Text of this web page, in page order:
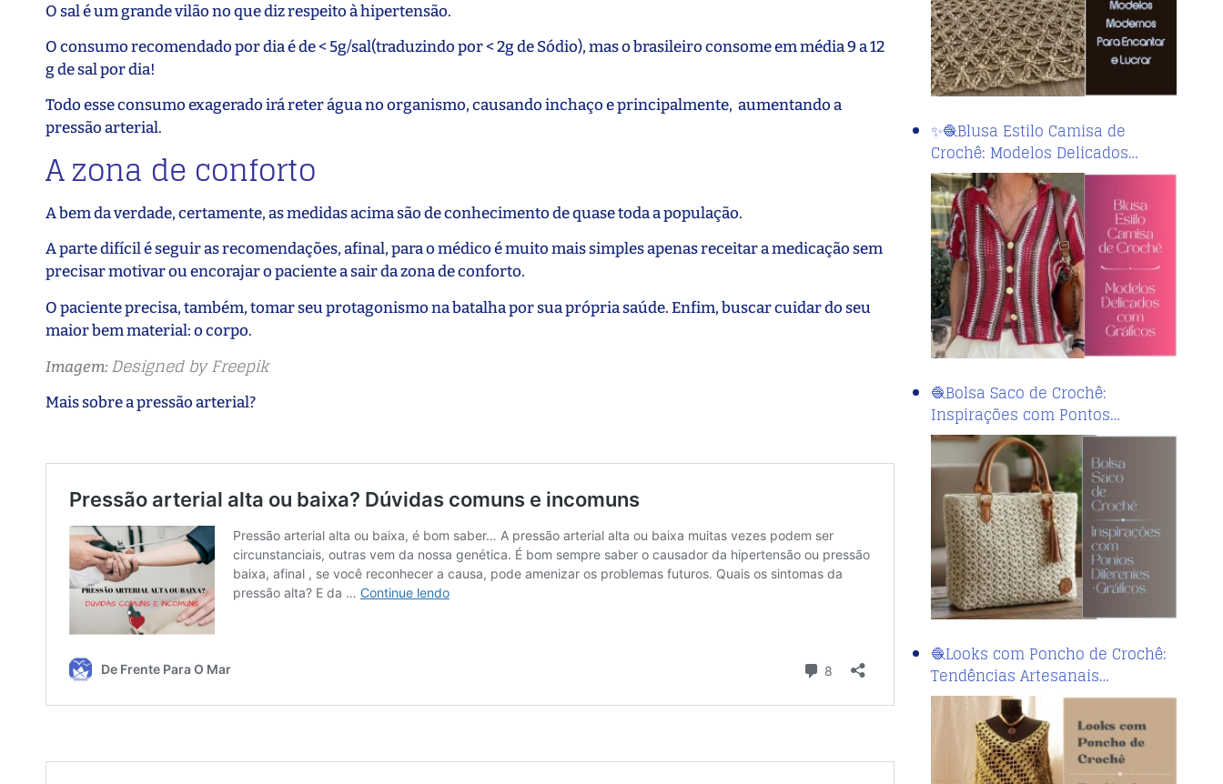
O sal é um grande vilão no que diz respeito à hipertensão.
O consumo recomendado por dia é de < 5g/sal(traduzindo por < 2g de Sódio), mas o brasileiro consome em média 9 a 12
g de sal por dia!
Todo esse consumo exagerado irá reter água no organismo, causando inchaço e principalmente, aumentando a
pressão arterial.
A zona de conforto
A bem da verdade, certamente, as medidas acima são de conhecimento de quase toda a população.
A parte difícil é seguir as recomendações, afinal, para o médico é muito mais simples apenas receitar a medicação sem
precisar motivar ou encorajar o paciente a sair da zona de conforto.
O paciente precisa, também, tomar seu protagonismo na batalha por sua própria saúde. Enfim, buscar cuidar do seu
maior bem material: o corpo.
Imagem:Designed by Freepik
Mais sobre a pressão arterial?
✨🧶Blusa Estilo Camisa de
Crochê: Modelos Delicados…
🧶Bolsa Saco de Crochê:
Inspirações com Pontos…
🧶Looks com Poncho de Crochê:
Tendências Artesanais…